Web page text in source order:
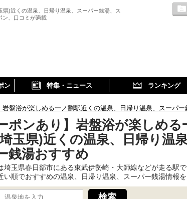
)近くの温泉、日帰り温泉、スーパー銭湯、ス
ン、口コミが満載
ン 特集・ニュース ランキング
岩盤浴が楽しめる一ノ割駅近くの温泉、日帰り温泉、スーパー
ポンあり】岩盤浴が楽しめる
玉県)近くの温泉、日帰り温
銭湯おすすめ
埼玉県春日部市にある東武伊勢崎・大師線などが走る駅
い順でおすすめの温泉、日帰り温泉、スーパー銭湯情報を